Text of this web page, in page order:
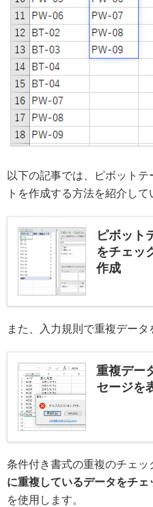
以下の記事では、ピボット
トを作成する方法を紹介して
ピボット
をチェッ
作成
また、入力規則で重複データ
重複デー
セージを
条件付き書式の重複のチェッ
に重複しているデータをチェ
を使用します。